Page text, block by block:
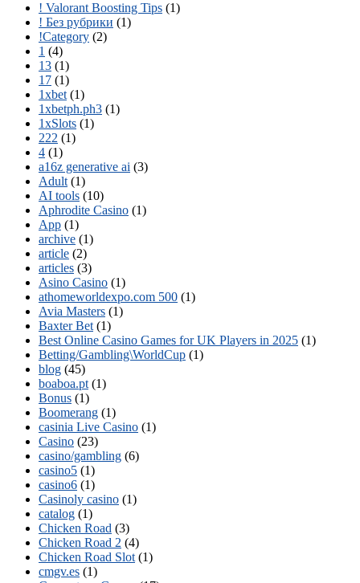
! Valorant Boosting Tips (1)
! Без рубрики (1)
!Category (2)
1 (4)
13 (1)
17 (1)
1xbet (1)
1xbetph.ph3 (1)
1xSlots (1)
222 (1)
4 (1)
a16z generative ai (3)
Adult (1)
AI tools (10)
Aphrodite Casino (1)
App (1)
archive (1)
article (2)
articles (3)
Asino Casino (1)
athomeworldexpo.com 500 (1)
Avia Masters (1)
Baxter Bet (1)
Best Online Casino Games for UK Players in 2025 (1)
Betting/Gambling\WorldCup (1)
blog (45)
boaboa.pt (1)
Bonus (1)
Boomerang (1)
casinia Live Casino (1)
Casino (23)
casino/gambling (6)
casino5 (1)
casino6 (1)
Casinoly casino (1)
catalog (1)
Chicken Road (3)
Chicken Road 2 (4)
Chicken Road Slot (1)
cmgv.es (1)